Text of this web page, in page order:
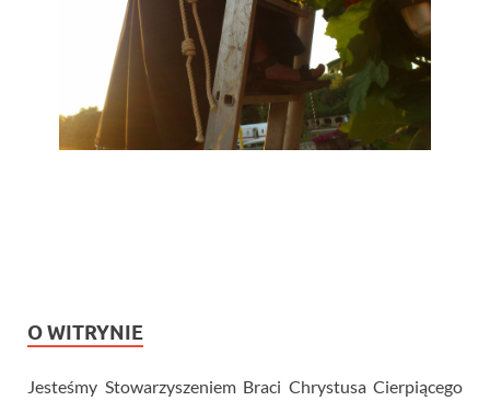
O WITRYNIE
Jesteśmy Stowarzyszeniem Braci Chrystusa Cierpiącego